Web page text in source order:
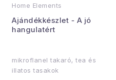
Home Elements
Ajándékkészlet - A jó
hangulatért
mikroflanel takaró, tea és
illatos tasakok